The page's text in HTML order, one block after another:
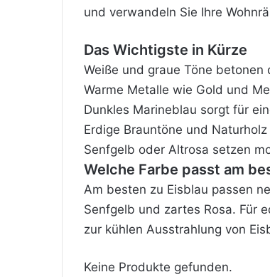
und verwandeln Sie Ihre
Das Wichtigste in Kürze
Weiße und graue Töne betonen
Warme Metalle wie Gold und
Dunkles Marineblau sorgt für
Erdige Brauntöne und
Senfgelb oder Altrosa setzen
Welche Farbe passt am
Am besten zu Eisblau passen
Senfgelb und zartes Rosa. Für
zur kühlen Ausstrahlung von
Keine Produkte gefunden.